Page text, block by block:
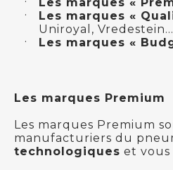
Les marques «
Uniroyal, Vredestein...
Les marques «
Les marques Premium
Les marques Premium
manufacturiers du
technologiques et vous